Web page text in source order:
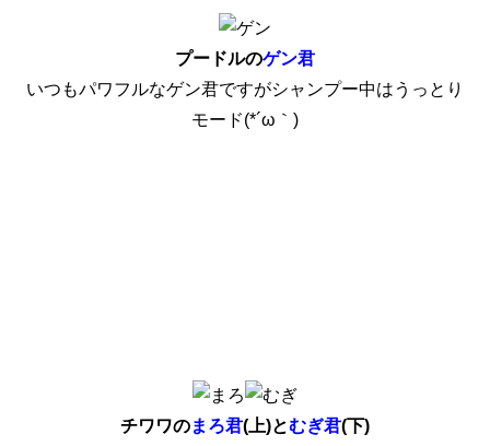
プードルのゲン君
いつもパワフルなゲン君ですがシャンプー中はうっとり
モード(*´ω｀)
チワワのまろ君(上)とむぎ君(下)